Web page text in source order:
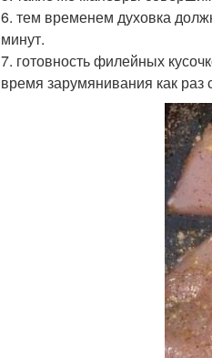
6. тем временем духовка
минут.
7. готовность филейных
время зарумянивания как